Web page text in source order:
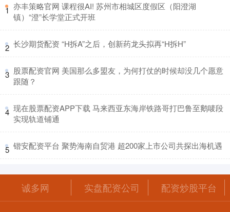
1 ​亦丰策略官网 课程很AI! 苏州市相城区度假区（阳澄湖
镇）“澄”长学堂正式开班
2 ​长沙期货配资 “H拆A”之后，创新药龙头拟再“H拆H”
3 ​股票配资官网 美国那么多盟友，为何打仗的时候却没几个愿意
跟随？
4 ​现在股票配资APP下载 马来西亚东海岸铁路哥打巴鲁至鹅唛段
实现轨道铺通
5 ​锴安配资平台 聚势海南自贸港 超200家上市公司共探出海机遇
诚多网 实盘配资公司 配资炒股平台